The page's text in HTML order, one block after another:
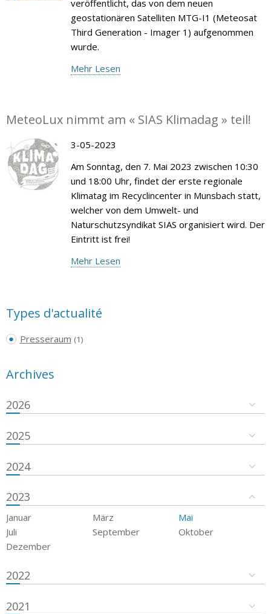
veröffentlicht, das von dem neuen
geostationären Satelliten MTG-I1 (Meteosat
Third Generation - Imager 1) aufgenommen
wurde.
Mehr Lesen
MeteoLux nimmt am « SIAS Klimadag » teil!
3-05-2023
Am Sonntag, den 7. Mai 2023 zwischen 10:30
und 18:00 Uhr, findet der erste regionale
Klimatag im Recyclincenter in Munsbach statt,
welcher von dem Umwelt- und
Naturschutzsyndikat SIAS organisiert wird. Der
Eintritt ist frei!
Mehr Lesen
Types d'actualité
Presseraum (1)
Archives
2026
2025
2024
2023
Januar März
Mai
Juli
September
Oktober
Dezember
2022
2021